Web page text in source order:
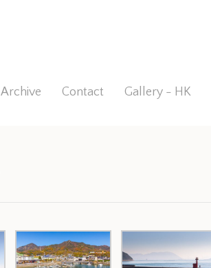
Archive Contact Gallery - HK